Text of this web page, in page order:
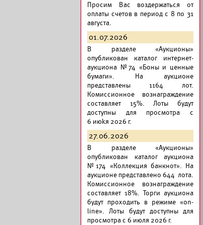
Просим Вас воздержаться от
оплаты счетов в период с 8 по 31
августа.
01.07.2026
В разделе «Аукционы»
опубликован каталог интернет-
аукциона №74 «Боны и ценные
бумаги». На аукционе
представлены 1164 лот.
Комиссионное вознаграждение
составляет 15%. Лоты будут
доступны для просмотра с
6 июkя 2026 г.
27.06.2026
В разделе «Аукционы»
опубликован каталог аукциона
№174 «Коллекция банкнот». На
аукционе представлено 644 лота.
Комиссионное вознаграждение
составляет 18%. Торги аукциона
будут проходить в режиме «on-
line». Лоты будут доступны для
просмотра с 6 июля 2026 г.